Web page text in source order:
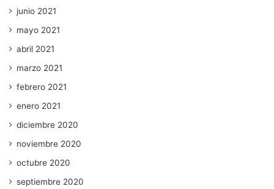
junio 2021
mayo 2021
abril 2021
marzo 2021
febrero 2021
enero 2021
diciembre 2020
noviembre 2020
octubre 2020
septiembre 2020